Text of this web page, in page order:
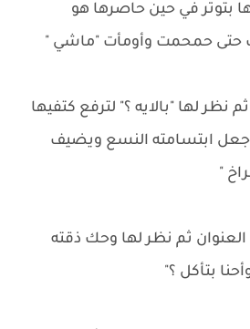
بتوتر في حين حاصرها هو
حتى حمحمت وأومأت "ماشي "
نظر لها "بالايه ؟" لترفع كتفيها
جعل ابتسامته النسع ويضيف
"
ثم نظر لها وحك ذقته